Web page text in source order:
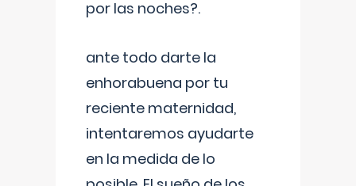
por las noches?.
ante todo darte la
enhorabuena por tu
reciente maternidad,
intentaremos ayudarte
en la medida de lo